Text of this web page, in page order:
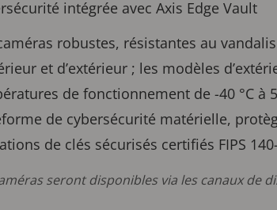
intégrée avec Axis Edge Vault
robustes, résistantes au
et d’extérieur ; les modèles
de fonctionnement de -40 °C à
de cybersécurité matérielle,
de clés sécurisés certifiés FIPS
seront disponibles via les canaux de